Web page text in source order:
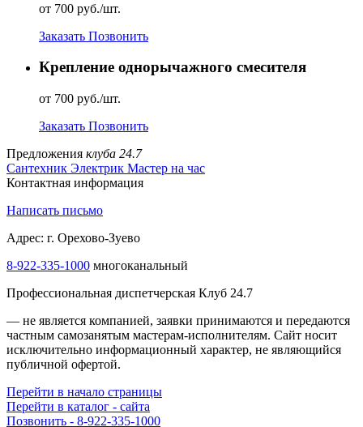
от 700 руб./шт.
Заказать Позвонить
Крепление однорычажного смесителя
от 700 руб./шт.
Заказать Позвонить
Предложения клуба 24.7
Сантехник Электрик Мастер на час
Контактная информация
Написать письмо
Адрес: г. Орехово-Зуево
8-922-335-1000 многоканальный
Профессиональная диспетчерская Клуб 24.7
— не является компанией, заявки принимаются и передаются
частным самозанятым мастерам‑исполнителям. Сайт носит
исключительно информационный характер, не являющийся
публичной офертой.
Перейти в начало страницы
Перейти в каталог - сайта
Позвонить - 8-922-335-1000